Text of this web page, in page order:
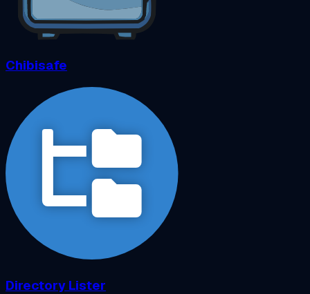
Chibisafe
Directory Lister